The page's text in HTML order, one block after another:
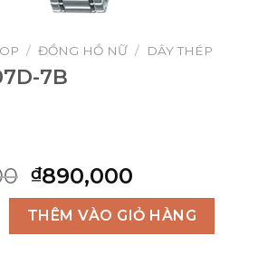
/ ĐỒNG HỒ NỮ / DÂY THÉP
7B
Original
price
was:
₫990,000.
₫890,000
price
is:
₫890,000.
7B quantity
THÊM VÀO GIỎ HÀNG